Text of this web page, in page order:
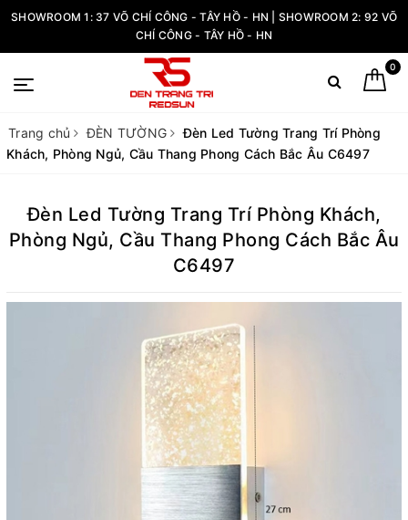
SHOWROOM 1: 37 VÕ CHÍ CÔNG - TÂY HỒ - HN | SHOWROOM 2: 92 VÕ
CHÍ CÔNG - TÂY HỒ - HN
0
Trang chủ ĐÈN TƯỜNG
Đèn Led Tường Trang Trí Phòng
Khách, Phòng Ngủ, Cầu Thang Phong Cách Bắc Âu C6497
Đèn Led Tường Trang Trí Phòng Khách,
Phòng Ngủ, Cầu Thang Phong Cách Bắc Âu
C6497